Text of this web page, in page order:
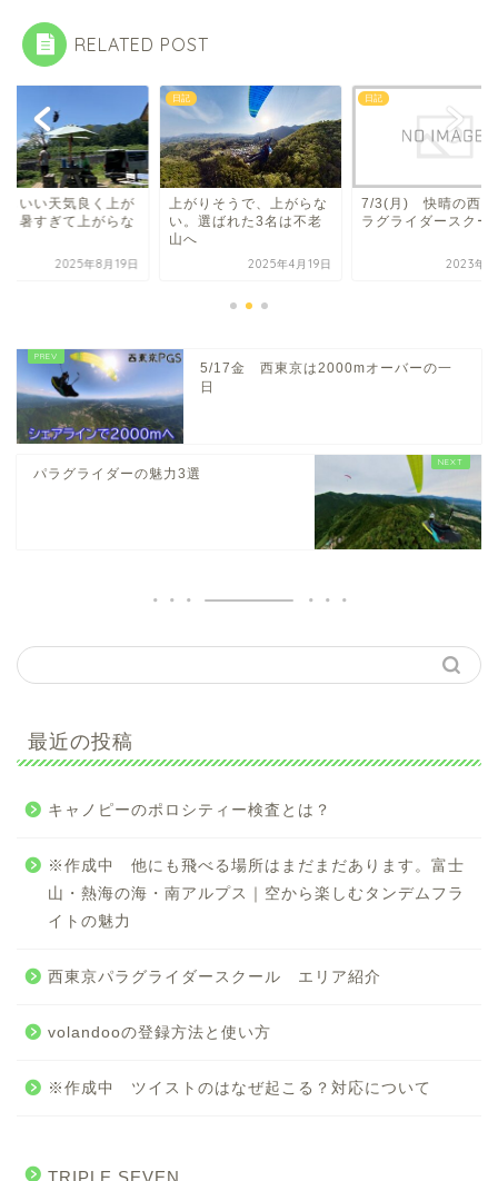
RELATED POST
もいい天気良く上が
？暑すぎて上がらな
2025年8月19日
日記
上がりそうで、上がらな
い。選ばれた3名は不老
山へ
2025年4月19日
日記
7/3(月) 快晴の西東
ラグライダースクー
2023年7
5/17金 西東京は2000mオーバーの一
日
パラグライダーの魅力3選
最近の投稿
キャノピーのポロシティー検査とは？
※作成中 他にも飛べる場所はまだまだあります。富士
山・熱海の海・南アルプス｜空から楽しむタンデムフラ
イトの魅力
西東京パラグライダースクール エリア紹介
volandooの登録方法と使い方
※作成中 ツイストのはなぜ起こる？対応について